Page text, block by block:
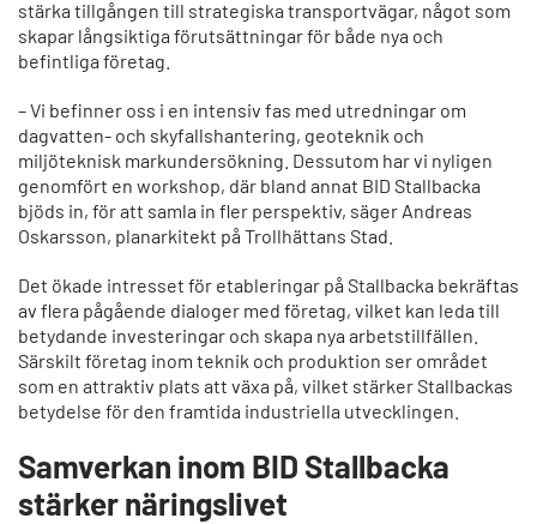
stärka tillgången till strategiska transportvägar, något som
skapar långsiktiga förutsättningar för både nya och
befintliga företag.
– Vi befinner oss i en intensiv fas med utredningar om
dagvatten- och skyfallshantering, geoteknik och
miljöteknisk markundersökning. Dessutom har vi nyligen
genomfört en workshop, där bland annat BID Stallbacka
bjöds in, för att samla in fler perspektiv, säger Andreas
Oskarsson, planarkitekt på Trollhättans Stad.
Det ökade intresset för etableringar på Stallbacka bekräftas
av flera pågående dialoger med företag, vilket kan leda till
betydande investeringar och skapa nya arbetstillfällen.
Särskilt företag inom teknik och produktion ser området
som en attraktiv plats att växa på, vilket stärker Stallbackas
betydelse för den framtida industriella utvecklingen.
Samverkan inom BID Stallbacka
stärker näringslivet